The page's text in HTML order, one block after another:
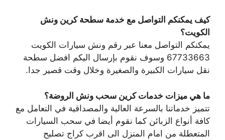
كيف يمكنكم التواصل مع خدمة سطحة كرين ونش
الكويت؟
يمكنكم التواصل معنا عبر رقم ونش سيارات الكويت
67733663 وسوف نقوم بإرسال اليكم افضل سطحة
نقل سيارات الكبيرة والصغيرة وخلال وقت قصير جدا.
ما هي ميزات خدمات كرين سحب ونش الروضة؟
تتميز خدماتنا بالسرعة العالية والمصداقية في التعامل مع
كافة أنواع الزبائن كما نقوم أيضا في سحب السيارات
المتعطلة من امام المنزل الى اقرب كراج تصليح